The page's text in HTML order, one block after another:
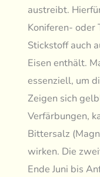
austreibt.
Koniferen- oder
Stickstoff auch
Eisen enthält.
essenziell, um
Zeigen sich
Verfärbungen,
Bittersalz
wirken. Die
Ende Juni bis